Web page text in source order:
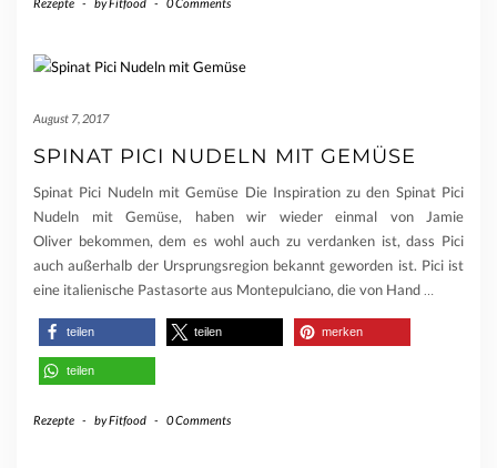
August 7, 2017
SPINAT PICI NUDELN MIT GEMÜSE
Spinat Pici Nudeln mit Gemüse Die Inspiration zu den Spinat Pici
Nudeln mit Gemüse, haben wir wieder einmal von Jamie
Oliver bekommen, dem es wohl auch zu verdanken ist, dass Pici
auch außerhalb der Ursprungsregion bekannt geworden ist. Pici ist
eine italienische Pastasorte aus Montepulciano, die von Hand
teilen teilen merken
teilen
Rezepte - byFitfood - 0 Comments